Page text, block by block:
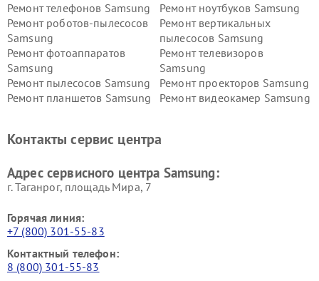
Ремонт телефонов Samsung
Ремонт ноутбуков Samsung
Ремонт роботов-пылесосов
Samsung
Ремонт вертикальных
пылесосов Samsung
Ремонт фотоаппаратов
Samsung
Ремонт телевизоров
Samsung
Ремонт пылесосов Samsung
Ремонт проекторов Samsung
Ремонт планшетов Samsung
Ремонт видеокамер Samsung
Контакты сервис центра
Адрес сервисного центра Samsung:
г. Таганрог, площадь Мира, 7
Горячая линия:
+7 (800) 301-55-83
Контактный телефон:
8 (800) 301-55-83